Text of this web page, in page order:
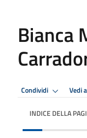
Bianca
Condividi Vedi
INDICE DELLA